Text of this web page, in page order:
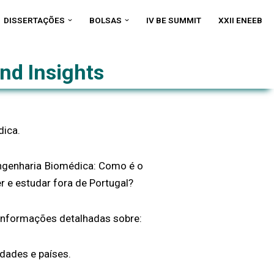
DISSERTAÇÕES BOLSAS IV BE SUMMIT XXII ENEEB
Insights
Biomédica: Como é o
e estudar fora de Portugal?
detalhadas sobre:
e países.